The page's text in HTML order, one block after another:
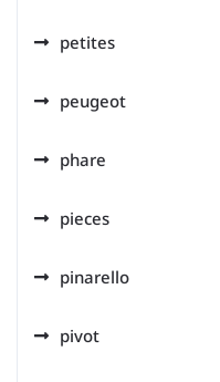
petites
peugeot
phare
pieces
pinarello
pivot